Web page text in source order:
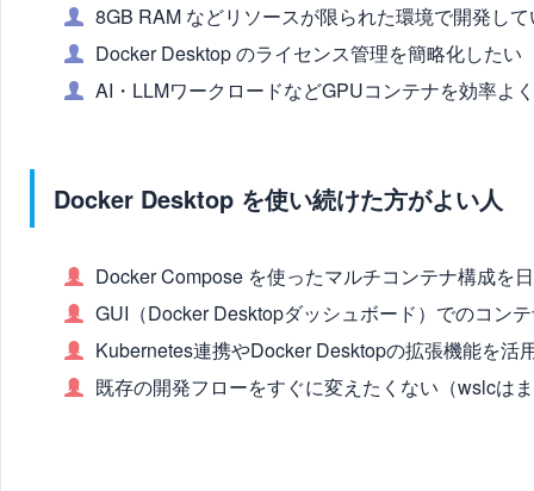
8GB RAM などリソースが限られた環境で開発し
Docker Desktop のライセンス管理を簡略化したい
AI・LLMワークロードなどGPUコンテナを効率よ
Docker Desktop を使い続けた方がよい人
Docker Compose を使ったマルチコンテナ構成を
GUI（Docker Desktopダッシュボード）でのコン
Kubernetes連携やDocker Desktopの拡張機能を活
既存の開発フローをすぐに変えたくない（wslcは